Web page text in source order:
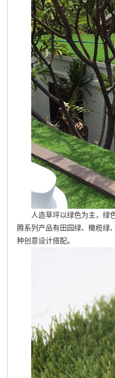
人造草坪以绿色为主，绿
腾系列产品有田园绿、橄榄绿
种创意设计搭配。